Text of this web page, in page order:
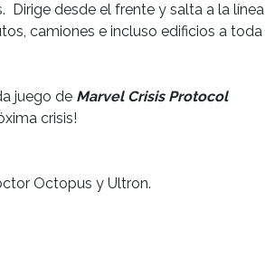
Dirige desde el frente y salta a la línea
camiones e incluso edificios a toda
juego de Marvel Crisis Protocol
crisis!
Octopus y Ultron.